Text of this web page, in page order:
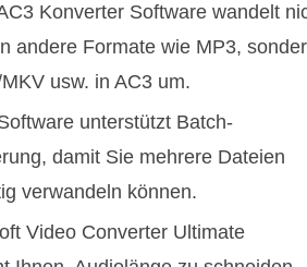
Konverter Software wandelt
andere Formate wie MP3,
usw. in AC3 um.
unterstützt Batch-
damit Sie mehrere Dateien
verwandeln können.
Video Converter Ultimate